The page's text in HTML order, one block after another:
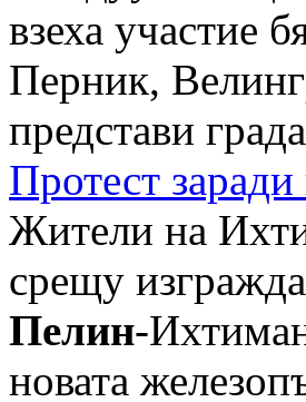
взеха участие
Перник,
представи
Протест
Жители на
срещу
Пелин-
новата